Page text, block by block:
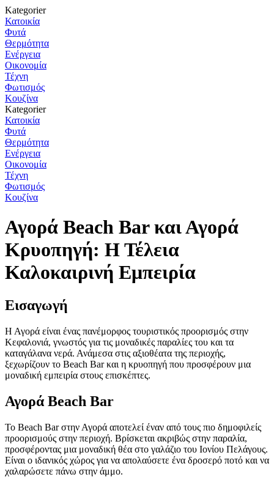
Kategorier
Κατοικία
Φυτά
Θερμότητα
Ενέργεια
Οικονομία
Τέχνη
Φωτισμός
Κουζίνα
Kategorier
Κατοικία
Φυτά
Θερμότητα
Ενέργεια
Οικονομία
Τέχνη
Φωτισμός
Κουζίνα
Αγορά Beach Bar και Αγορά
Κρυοπηγή: Η Τέλεια
Καλοκαιρινή Εμπειρία
Εισαγωγή
Η Αγορά είναι ένας πανέμορφος τουριστικός προορισμός στην
Κεφαλονιά, γνωστός για τις μοναδικές παραλίες του και τα
καταγάλανα νερά. Ανάμεσα στις αξιοθέατα της περιοχής,
ξεχωρίζουν το Beach Bar και η κρυοπηγή που προσφέρουν μια
μοναδική εμπειρία στους επισκέπτες.
Αγορά Beach Bar
Το Beach Bar στην Αγορά αποτελεί έναν από τους πιο δημοφιλείς
προορισμούς στην περιοχή. Βρίσκεται ακριβώς στην παραλία,
προσφέροντας μια μοναδική θέα στο γαλάζιο του Ιονίου Πελάγους.
Είναι ο ιδανικός χώρος για να απολαύσετε ένα δροσερό ποτό και να
χαλαρώσετε πάνω στην άμμο.